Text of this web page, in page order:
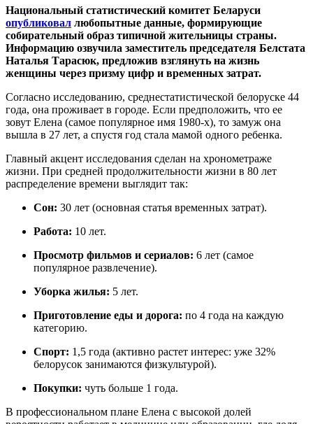
Национальный статистический комитет Беларуси
опубликовал любопытные данные, формирующие
собирательный образ типичной жительницы страны.
Информацию озвучила заместитель председателя Белстата
Наталья Тарасюк, предложив взглянуть на жизнь
женщины через призму цифр и временных затрат.
Согласно исследованию, среднестатистической белоруске 44
года, она проживает в городе. Если предположить, что ее
зовут Елена (самое популярное имя 1980-х), то замуж она
вышла в 27 лет, а спустя год стала мамой одного ребенка.
Главный акцент исследования сделан на хронометраже
жизни. При средней продолжительности жизни в 80 лет
распределение времени выглядит так:
Сон: 30 лет (основная статья временных затрат).
Работа: 10 лет.
Просмотр фильмов и сериалов: 6 лет (самое
популярное развлечение).
Уборка жилья: 5 лет.
Приготовление еды и дорога: по 4 года на каждую
категорию.
Спорт: 1,5 года (активно растет интерес: уже 32%
белорусок занимаются физкультурой).
Покупки: чуть больше 1 года.
В профессиональном плане Елена с высокой долей